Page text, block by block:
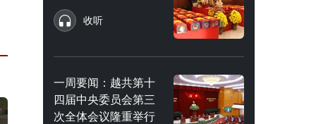
收听
一周要闻：越共第十
四届中央委员会第三
次全体会议隆重举行